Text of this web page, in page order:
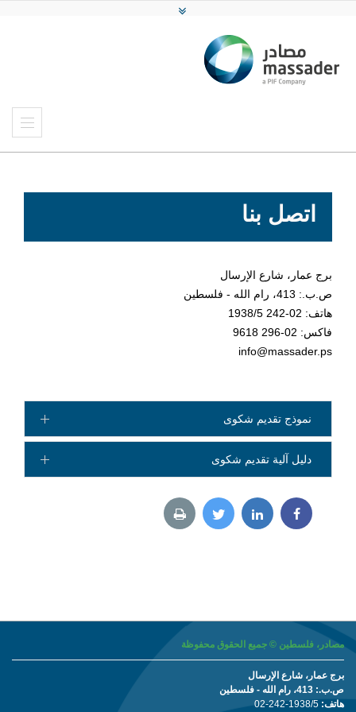
اتصل بنا
برج عمار، شارع الإرسال
ص.ب.: 413، رام الله - فلسطين
هاتف: 02-242 1938/5
فاكس: 02-296 9618
info@massader.ps
نموذج تقديم شكوى
تحميل نموذج الشكوى
دليل آلية تقديم شكوى
تحميل دليل الشكاوى
مصادر، فلسطين © جميع الحقوق محفوظة
برج عمار، شارع الإرسال
ص.ب.: 413، رام الله - فلسطين
هاتف: 02-242-1938/5